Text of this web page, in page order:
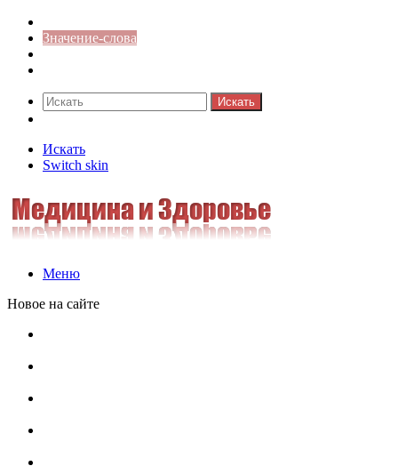
Значение-слова
Искать
Искать
Switch skin
Меню
Новое на сайте